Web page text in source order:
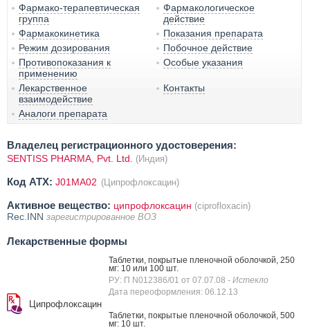
Фармако-терапевтическая
группа
Фармакологическое
действие
Фармакокинетика
Показания препарата
Режим дозирования
Побочное действие
Противопоказания к
применению
Особые указания
Лекарственное
взаимодействие
Контакты
Аналоги препарата
Владелец регистрационного удостоверения:
SENTISS PHARMA, Pvt. Ltd. (Индия)
Код ATX: J01MA02 (Ципрофлоксацин)
Активное вещество: ципрофлоксацин (ciprofloxacin)
Rec.INN зарегистрированное ВОЗ
Лекарственные формы
Ципрофлоксацин
Таблетки, покрытые пленочной оболочкой, 250
мг: 10 или 100 шт.
РУ: П N012386/01 от 07.07.08 - Истекло
Дата переоформления: 06.12.13
Таблетки, покрытые пленочной оболочкой, 500
мг: 10 шт.